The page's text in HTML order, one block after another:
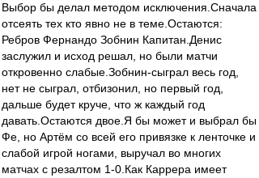
Выбор бы делал методом исключения.Сначала
отсеять тех кто явно не в теме.Остаются:
Ребров Фернандо Зобнин Капитан.Денис
заслужил и исход решал, но были матчи
откровенно слабые.Зобнин-сыграл весь год,
нет не сыграл, отбизонил, но первый год,
дальше будет круче, что ж каждый год
давать.Остаются двое.Я бы может и выбрал бы
Фе, но Артём со всей его привязке к ленточке и
слабой игрой ногами, выручал во многих
матчах с резалтом 1-0.Как Каррера имеет